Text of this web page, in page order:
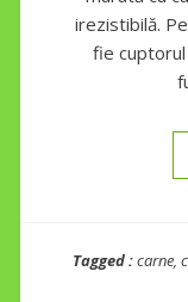
irezistibilă.
fie
Tagged :carne,